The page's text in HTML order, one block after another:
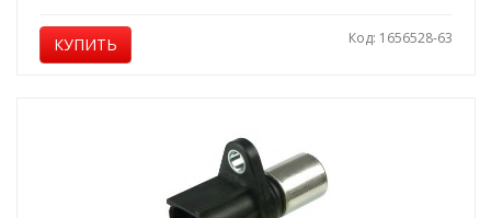
КУПИТЬ Код: 1656528-63